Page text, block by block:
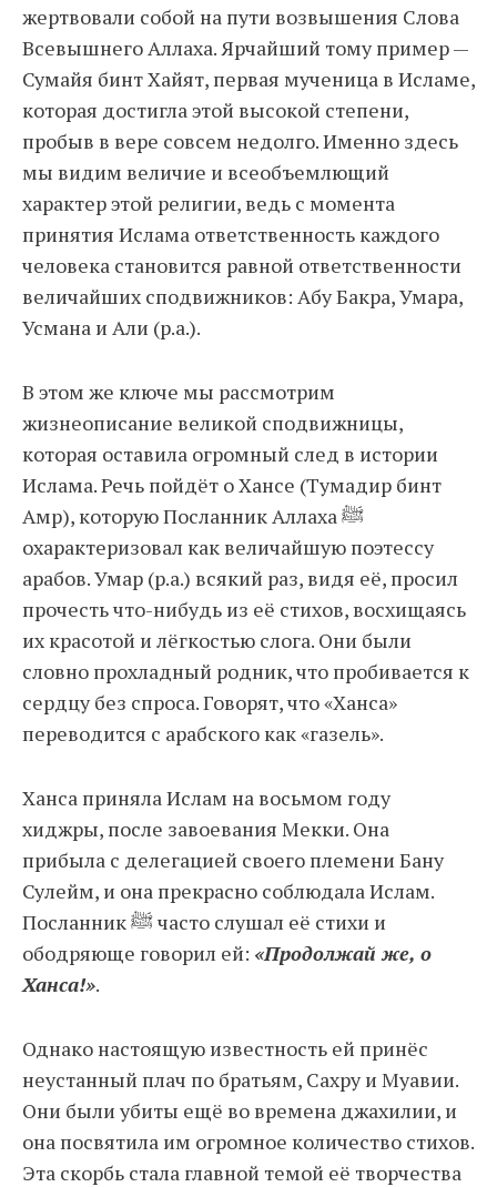
жертвовали собой на пути возвышения Слова
Всевышнего Аллаха. Ярчайший тому пример —
Сумайя бинт Хайят, первая мученица в Исламе,
которая достигла этой высокой степени,
пробыв в вере совсем недолго. Именно здесь
мы видим величие и всеобъемлющий
характер этой религии, ведь с момента
принятия Ислама ответственность каждого
человека становится равной ответственности
величайших сподвижников: Абу Бакра, Умара,
Усмана и Али (р.а.).
В этом же ключе мы рассмотрим
жизнеописание великой сподвижницы,
которая оставила огромный след в истории
Ислама. Речь пойдёт о Хансе (Тумадир бинт
Амр), которую Посланник Аллаха ﷺ
охарактеризовал как величайшую поэтессу
арабов. Умар (р.а.) всякий раз, видя её, просил
прочесть что-нибудь из её стихов, восхищаясь
их красотой и лёгкостью слога. Они были
словно прохладный родник, что пробивается к
сердцу без спроса. Говорят, что «Ханса»
переводится с арабского как «газель».
Ханса приняла Ислам на восьмом году
хиджры, после завоевания Мекки. Она
прибыла с делегацией своего племени Бану
Сулейм, и она прекрасно соблюдала Ислам.
Посланник ﷺ часто слушал её стихи и
ободряюще говорил ей: «Продолжай же, о
Ханса!».
Однако настоящую известность ей принёс
неустанный плач по братьям, Сахру и Муавии.
Они были убиты ещё во времена джахилии, и
она посвятила им огромное количество стихов.
Эта скорбь стала главной темой её творчества